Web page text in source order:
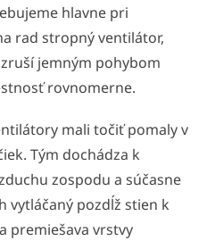
hlavne pri
rad stropný ventilátor,
jemným pohybom
rovnomerne.
mali točiť pomaly v
Tým dochádza k
zospodu a súčasne
vytláčaný pozdĺž stien k
premiešava vrstvy